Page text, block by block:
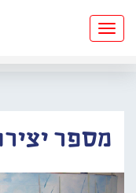
Toggle
navigation
מספר יצירה: